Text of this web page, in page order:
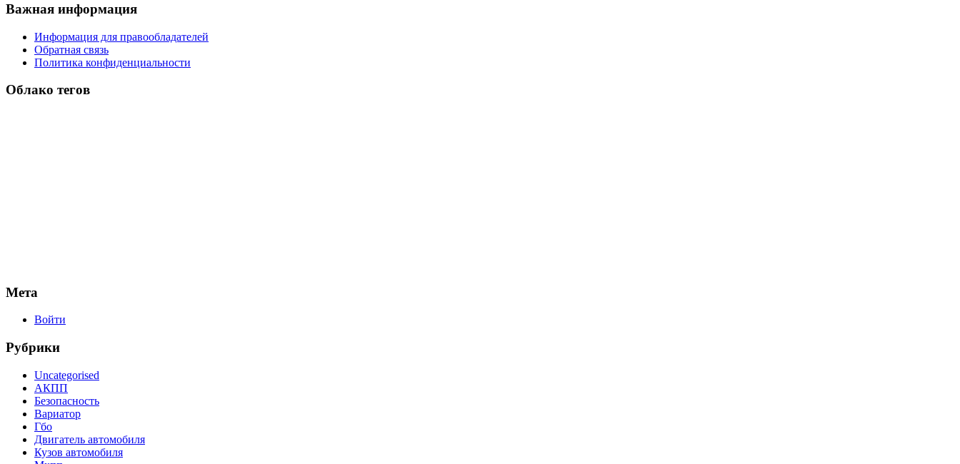
Важная информация
Информация для правообладателей
Обратная связь
Политика конфиденциальности
Облако тегов
Мета
Войти
Рубрики
Uncategorised
АКПП
Безопасность
Вариатор
Гбо
Двигатель автомобиля
Кузов автомобиля